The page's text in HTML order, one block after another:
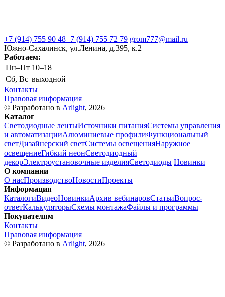
+7 (914) 755 90 48+7 (914) 755 72 79 grom777@mail.ru
Южно-Сахалинск, ул.Ленина, д.395, к.2
Работаем:
Пн–Пт 10–18
Сб, Вс выходной
Контакты
Правовая информация
© Разработано в Arlight, 2026
Каталог
Светодиодные лентыИсточники питанияСистемы управления
и автоматизацииАлюминиевые профилиФункциональный
светДизайнерский светСистемы освещенияНаружное
освещениеГибкий неонСветодиодный
декорЭлектроустановочные изделияСветодиоды Новинки
О компании
О насПроизводствоНовостиПроекты
Информация
КаталогиВидеоНовинкиАрхив вебинаровСтатьиВопрос-
ответКалькуляторыСхемы монтажаФайлы и программы
Покупателям
Контакты
Правовая информация
© Разработано в Arlight, 2026